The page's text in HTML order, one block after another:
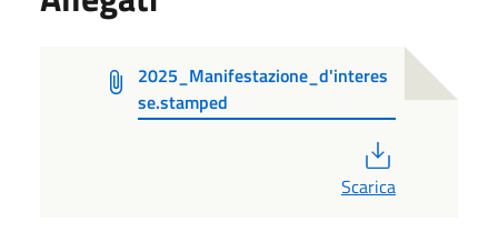
2025_Manifestazione_d'interes
se.stamped
Scarica